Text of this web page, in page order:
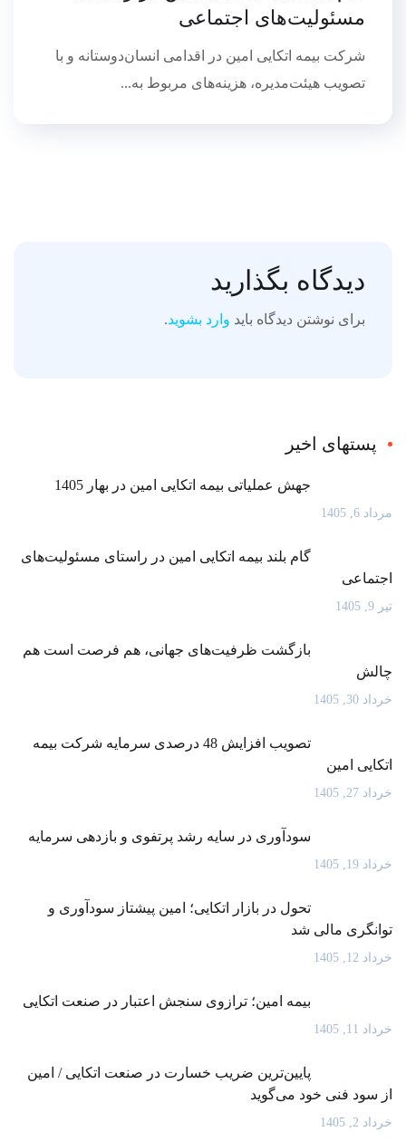
مسئولیت‌های اجتماعی
شرکت بیمه اتکایی امین در اقدامی انسان‌دوستانه و با
تصویب هیئت‌مدیره، هزینه‌های مربوط به...
دیدگاه بگذارید
برای نوشتن دیدگاه باید وارد بشوید.
پستهای اخیر
جهش عملیاتی بیمه اتکایی امین در بهار 1405
مرداد 6, 1405
گام بلند بیمه اتکایی امین در راستای مسئولیت‌های
اجتماعی
تیر 9, 1405
بازگشت ظرفیت‌های جهانی، هم فرصت است هم
چالش
خرداد 30, 1405
تصویب افزایش 48 درصدی سرمایه شرکت بیمه
اتکایی امین
خرداد 27, 1405
سودآوری در سایه رشد پرتفوی و بازدهی سرمایه
خرداد 19, 1405
تحول در بازار اتکایی؛ امین پیشتاز سودآوری و
توانگری مالی شد
خرداد 12, 1405
بیمه امین؛ ترازوی سنجش اعتبار در صنعت اتکایی
خرداد 11, 1405
پایین‌ترین ضریب خسارت در صنعت اتکایی / امین
از سود فنی خود می‌گوید
خرداد 2, 1405